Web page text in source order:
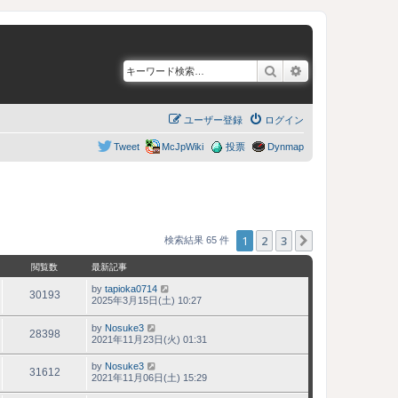
検索
ログイン
ユーザー登録
Dynmap
投票
McJpWiki
Tweet
検索結果 65 件 1 2 3
閲覧数 最新記事
30193 by tapioka0714
2025年3月15日(土) 10:27
28398 by Nosuke3
2021年11月23日(火) 01:31
31612 by Nosuke3
2021年11月06日(土) 15:29